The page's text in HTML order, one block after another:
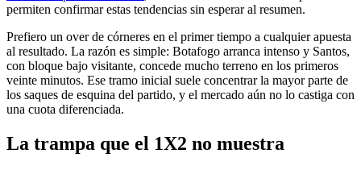
permiten confirmar estas tendencias sin esperar al resumen.
Prefiero un over de córneres en el primer tiempo a cualquier apuesta
al resultado. La razón es simple: Botafogo arranca intenso y Santos,
con bloque bajo visitante, concede mucho terreno en los primeros
veinte minutos. Ese tramo inicial suele concentrar la mayor parte de
los saques de esquina del partido, y el mercado aún no lo castiga con
una cuota diferenciada.
La trampa que el 1X2 no muestra